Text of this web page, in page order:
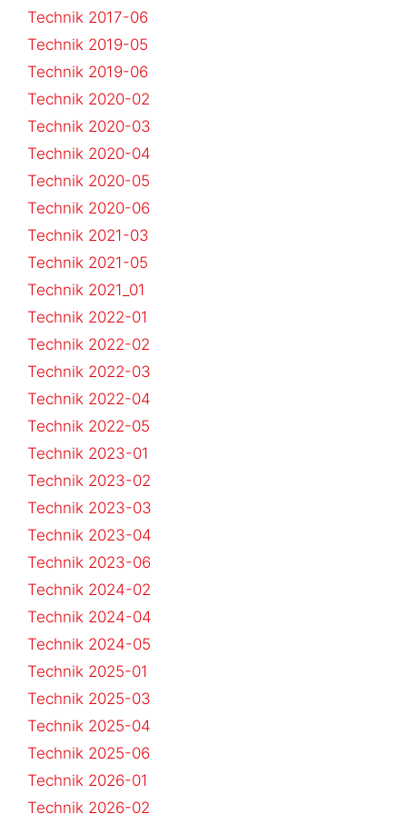
Technik 2017-06
Technik 2019-05
Technik 2019-06
Technik 2020-02
Technik 2020-03
Technik 2020-04
Technik 2020-05
Technik 2020-06
Technik 2021-03
Technik 2021-05
Technik 2021_01
Technik 2022-01
Technik 2022-02
Technik 2022-03
Technik 2022-04
Technik 2022-05
Technik 2023-01
Technik 2023-02
Technik 2023-03
Technik 2023-04
Technik 2023-06
Technik 2024-02
Technik 2024-04
Technik 2024-05
Technik 2025-01
Technik 2025-03
Technik 2025-04
Technik 2025-06
Technik 2026-01
Technik 2026-02